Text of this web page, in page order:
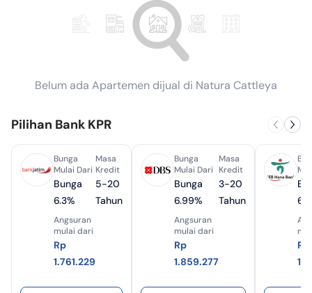
Belum ada Apartemen dijual di Natura Cattleya
Pilihan Bank KPR
Bunga
Mulai Dari
Bunga
6.3%
Angsuran
mulai dari
Rp
1.761.229
Masa
Kredit
5-20
Tahun
Bunga
Mulai Dari
Bunga
6.99%
Angsuran
mulai dari
Rp
1.859.277
Masa
Kredit
3-20
Tahun
Rp